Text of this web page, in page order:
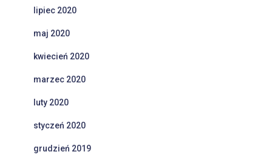
lipiec 2020
maj 2020
kwiecień 2020
marzec 2020
luty 2020
styczeń 2020
grudzień 2019